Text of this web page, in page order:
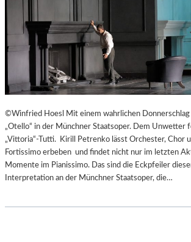
©Winfried Hoesl Mit einem wahrlichen Donnerschlag
„Otello“ in der Münchner Staatsoper. Dem Unwetter
„Vittoria“-Tutti. Kirill Petrenko lässt Orchester, Chor
Fortissimo erbeben und findet nicht nur im letzten
Momente im Pianissimo. Das sind die Eckpfeiler
Interpretation an der Münchner Staatsoper, die…